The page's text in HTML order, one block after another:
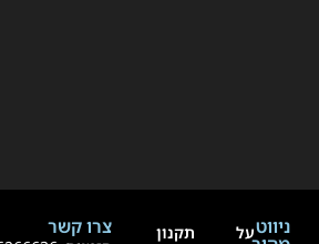
ניווטעל
תקנון
צרו קשר